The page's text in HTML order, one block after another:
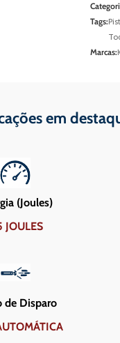
Tags:
Marcas:
em
(Joules)
JOULES
de Disparo